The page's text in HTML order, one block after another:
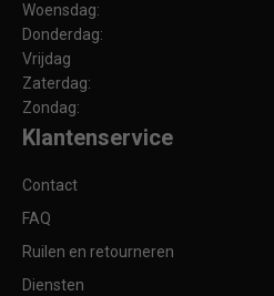
Woensdag:
Donderdag:
Vrijdag
Zaterdag:
Zondag:
Klantenservice
Contact
FAQ
Ruilen en retourneren
Diensten